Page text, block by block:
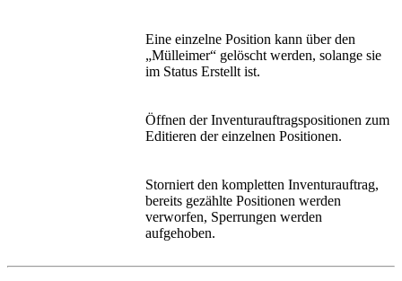
Eine einzelne Position kann über den
„Mülleimer“ gelöscht werden, solange sie
im Status Erstellt ist.
Öffnen der Inventurauftragspositionen zum
Editieren der einzelnen Positionen.
Storniert den kompletten Inventurauftrag,
bereits gezählte Positionen werden
verworfen, Sperrungen werden
aufgehoben.